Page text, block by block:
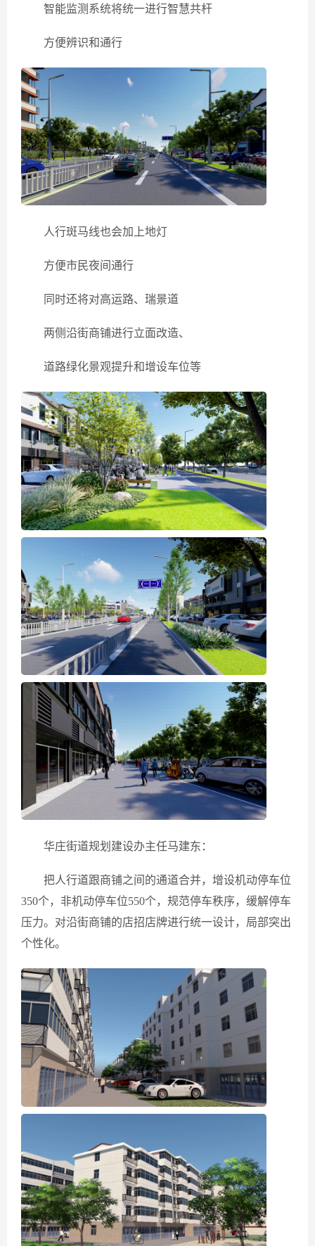
智能监测系统将统一进行智慧共杆
方便辨识和通行
人行斑马线也会加上地灯
方便市民夜间通行
同时还将对高运路、瑞景道
两侧沿街商铺进行立面改造、
道路绿化景观提升和增设车位等
华庄街道规划建设办主任马建东：
把人行道跟商铺之间的通道合并，增设机动停车位
350个，非机动停车位550个，规范停车秩序，缓解停车
压力。对沿街商铺的店招店牌进行统一设计，局部突出
个性化。